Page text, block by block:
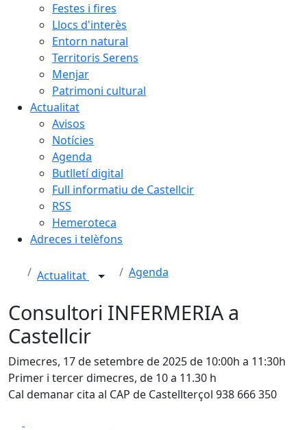
Festes i fires
Llocs d'interès
Entorn natural
Territoris Serens
Menjar
Patrimoni cultural
Actualitat
Avisos
Notícies
Agenda
Butlletí digital
Full informatiu de Castellcir
RSS
Hemeroteca
Adreces i telèfons
Actualitat Agenda
Consultori INFERMERIA a
Castellcir
Dimecres, 17 de setembre de 2025 de 10:00h a 11:30h
Primer i tercer dimecres, de 10 a 11.30 h
Cal demanar cita al CAP de Castellterçol 938 666 350